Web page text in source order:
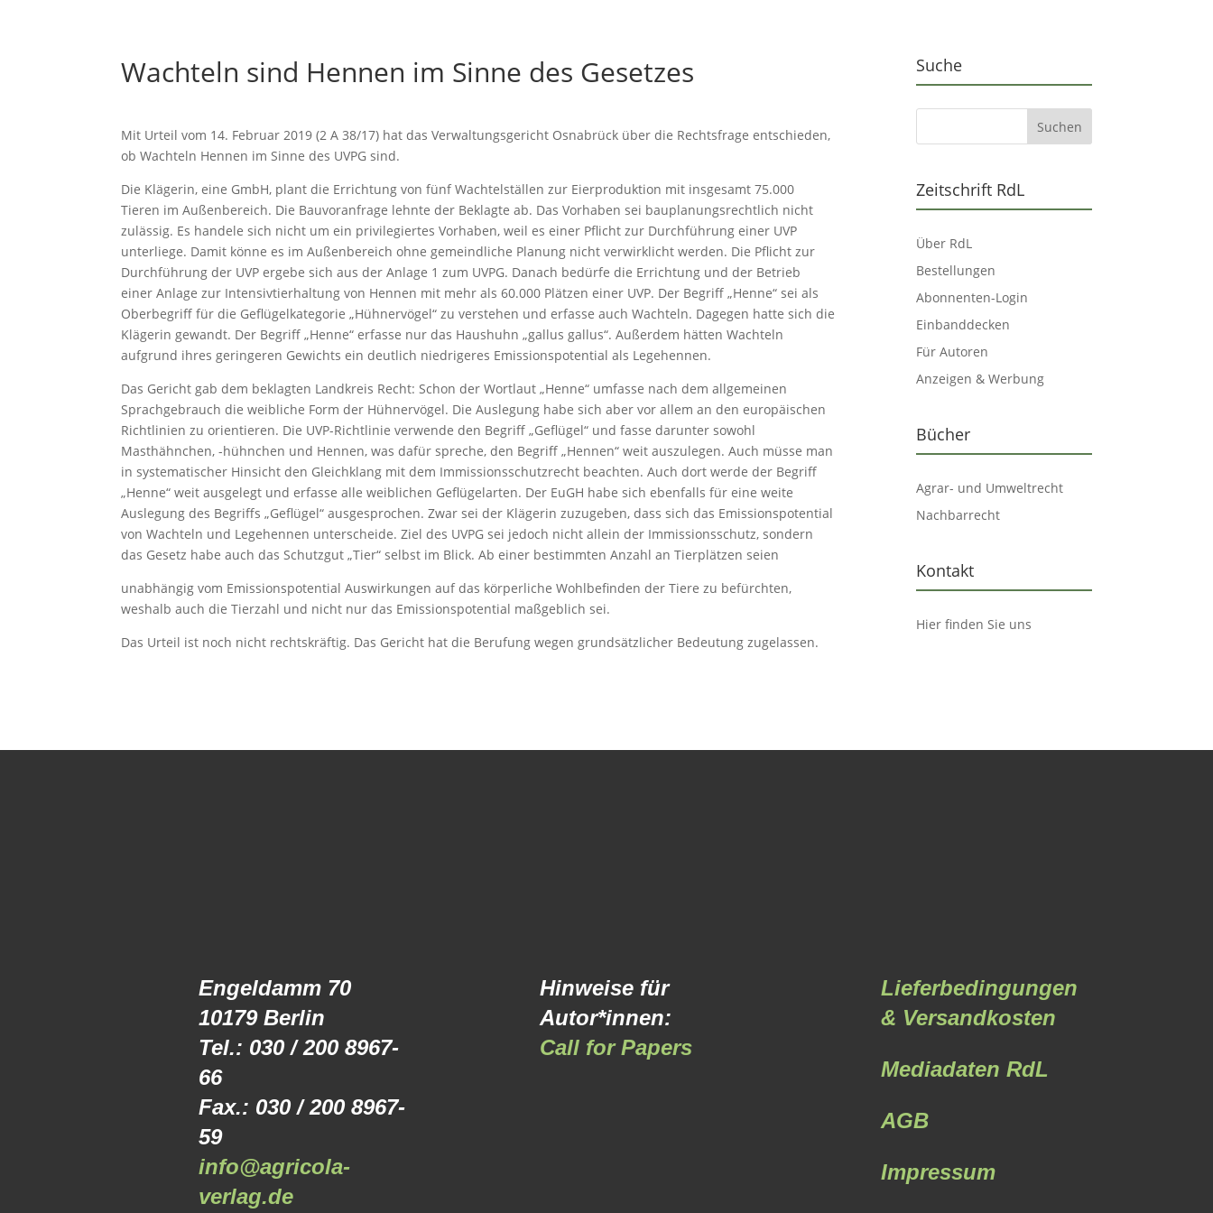
Wachteln sind Hennen im Sinne des Gesetzes
Mit Urteil vom 14. Februar 2019 (2 A 38/17) hat das Verwaltungsgericht Osnabrück über die Rechtsfrage entschieden,
ob Wachteln Hennen im Sinne des UVPG sind.
Die Klägerin, eine GmbH, plant die Errichtung von fünf Wachtelställen zur Eierproduktion mit insgesamt 75.000
Tieren im Außenbereich. Die Bauvoranfrage lehnte der Beklagte ab. Das Vorhaben sei bauplanungsrechtlich nicht
zulässig. Es handele sich nicht um ein privilegiertes Vorhaben, weil es einer Pflicht zur Durchführung einer UVP
unterliege. Damit könne es im Außenbereich ohne gemeindliche Planung nicht verwirklicht werden. Die Pflicht zur
Durchführung der UVP ergebe sich aus der Anlage 1 zum UVPG. Danach bedürfe die Errichtung und der Betrieb
einer Anlage zur Intensivtierhaltung von Hennen mit mehr als 60.000 Plätzen einer UVP. Der Begriff „Henne“ sei als
Oberbegriff für die Geflügelkategorie „Hühnervögel“ zu verstehen und erfasse auch Wachteln. Dagegen hatte sich die
Klägerin gewandt. Der Begriff „Henne“ erfasse nur das Haushuhn „gallus gallus“. Außerdem hätten Wachteln
aufgrund ihres geringeren Gewichts ein deutlich niedrigeres Emissionspotential als Legehennen.
Das Gericht gab dem beklagten Landkreis Recht: Schon der Wortlaut „Henne“ umfasse nach dem allgemeinen
Sprachgebrauch die weibliche Form der Hühnervögel. Die Auslegung habe sich aber vor allem an den europäischen
Richtlinien zu orientieren. Die UVP-Richtlinie verwende den Begriff „Geflügel“ und fasse darunter sowohl
Masthähnchen, -hühnchen und Hennen, was dafür spreche, den Begriff „Hennen“ weit auszulegen. Auch müsse man
in systematischer Hinsicht den Gleichklang mit dem Immissionsschutzrecht beachten. Auch dort werde der Begriff
„Henne“ weit ausgelegt und erfasse alle weiblichen Geflügelarten. Der EuGH habe sich ebenfalls für eine weite
Auslegung des Begriffs „Geflügel“ ausgesprochen. Zwar sei der Klägerin zuzugeben, dass sich das Emissionspotential
von Wachteln und Legehennen unterscheide. Ziel des UVPG sei jedoch nicht allein der Immissionsschutz, sondern
das Gesetz habe auch das Schutzgut „Tier“ selbst im Blick. Ab einer bestimmten Anzahl an Tierplätzen seien
unabhängig vom Emissionspotential Auswirkungen auf das körperliche Wohlbefinden der Tiere zu befürchten,
weshalb auch die Tierzahl und nicht nur das Emissionspotential maßgeblich sei.
Das Urteil ist noch nicht rechtskräftig. Das Gericht hat die Berufung wegen grundsätzlicher Bedeutung zugelassen.
Suche
Zeitschrift RdL
Über RdL
Bestellungen
Abonnenten-Login
Einbanddecken
Für Autoren
Anzeigen & Werbung
Bücher
Agrar- und Umweltrecht
Nachbarrecht
Kontakt
Hier finden Sie uns
Engeldamm 70
10179 Berlin
Tel.: 030 / 200 8967-
66
Fax.: 030 / 200 8967-
59
info@agricola-
verlag.de
Hinweise für
Autor*innen:
Call for Papers
Lieferbedingungen
& Versandkosten
Mediadaten RdL
AGB
Impressum